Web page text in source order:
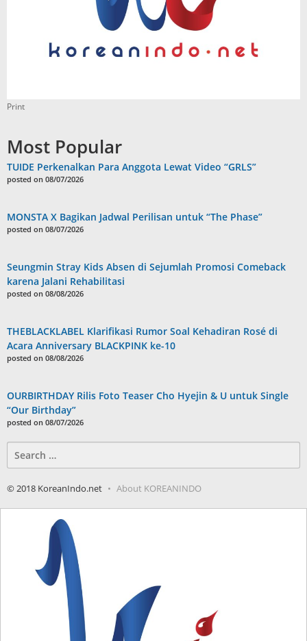
Print
Most Popular
TUIDE Perkenalkan Para Anggota Lewat Video “GRLS”
posted on 08/07/2026
MONSTA X Bagikan Jadwal Perilisan untuk “The Phase”
posted on 08/07/2026
Seungmin Stray Kids Absen di Sejumlah Promosi Comeback
karena Jalani Rehabilitasi
posted on 08/08/2026
THEBLACKLABEL Klarifikasi Rumor Soal Kehadiran Rosé di
Acara Anniversary BLACKPINK ke-10
posted on 08/08/2026
OURBIRTHDAY Rilis Foto Teaser Cho Hyejin & U untuk Single
“Our Birthday”
posted on 08/07/2026
for:
© 2018 KoreanIndo.net About KOREANINDO